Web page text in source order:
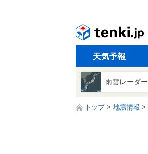
天気予報
雨雲レーダー
トップ 地震情報